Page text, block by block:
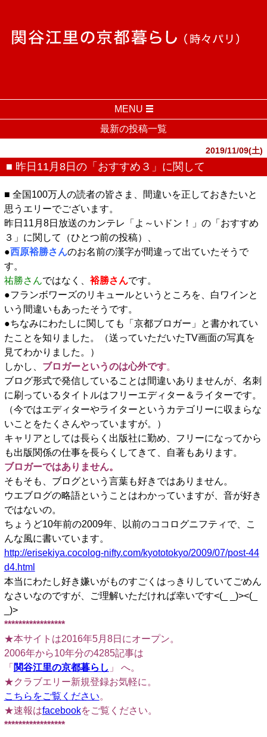
MENU
最新の投稿一覧
2019/11/09(土)
■ 昨日11月8日の「おすすめ３」に関して
■ 全国100万人の読者の皆さま、間違いを正しておきたいと
思うエリーでございます。
昨日11月8日放送のカンテレ「よ～いドン！」の「おすすめ
３」に関して（ひとつ前の投稿）、
●西原裕勝さんのお名前の漢字が間違って出ていたそうで
す。
祐勝さんではなく、 裕勝さんです。
●フランボワーズのリキュールというところを、白ワインと
いう間違いもあったそうです。
●ちなみにわたしに関しても「京都ブロガー」と書かれてい
たことを知りました。（送っていただいたTV画面の写真を
見てわかりました。）
しかし、 ブロガーというのは心外です。
ブログ形式で発信していることは間違いありませんが、名刺
に刷っているタイトルはフリーエディター＆ライターです。
（今ではエディターやライターというカテゴリーに収まらな
いことをたくさんやっていますが。）
キャリアとしては長らく出版社に勤め、フリーになってから
も出版関係の仕事を長らくしてきて、自著もあります。
ブロガーではありません。
そもそも、ブログという言葉も好きではありません。
ウエブログの略語ということはわかっていますが、音が好き
ではないの。
ちょうど10年前の2009年、以前のココログニフティで、こ
んな風に書いています。
http://erisekiya.cocolog-nifty.com/kyototokyo/2009/07/post-44
d4.html
本当にわたし好き嫌いがものすごくはっきりしていてごめん
なさいなのですが、ご理解いただければ幸いです<(_ _)><(_
_)>
*****************
★本サイトは2016年5月8日にオープン。
2006年から10年分の4285記事は
「 関谷江里の京都暮らし 」 へ。
★クラブエリー新規登録お気軽に。
こちらをご覧ください。
★速報はfacebookをご覧ください。
*****************